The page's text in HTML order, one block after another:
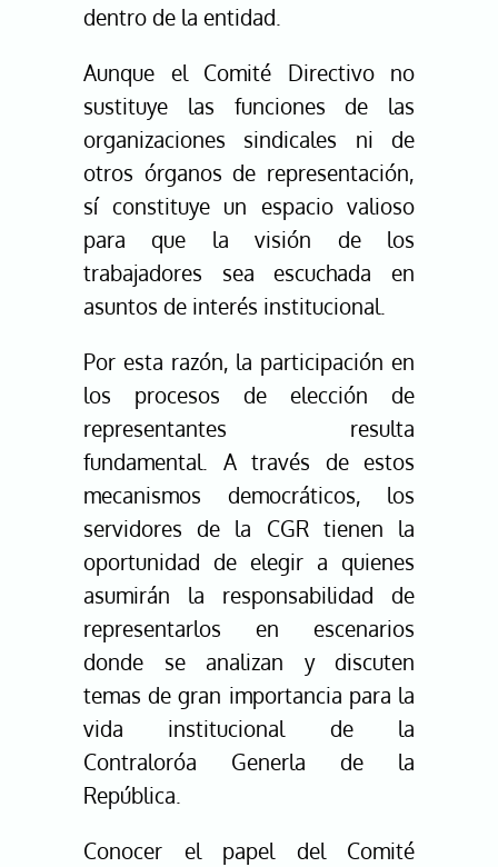
dentro de la entidad.
Aunque el Comité Directivo no
sustituye las funciones de las
organizaciones sindicales ni de
otros órganos de representación,
sí constituye un espacio valioso
para que la visión de los
trabajadores sea escuchada en
asuntos de interés institucional.
Por esta razón, la participación en
los procesos de elección de
representantes resulta
fundamental. A través de estos
mecanismos democráticos, los
servidores de la CGR tienen la
oportunidad de elegir a quienes
asumirán la responsabilidad de
representarlos en escenarios
donde se analizan y discuten
temas de gran importancia para la
vida institucional de la
Contraloróa Generla de la
República.
Conocer el papel del Comité